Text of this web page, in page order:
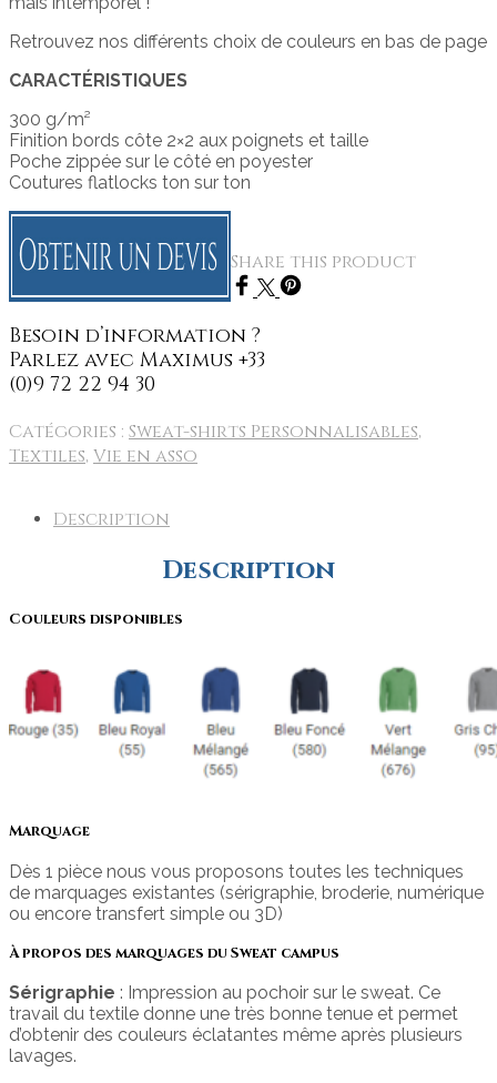
Retrouvez nos différents choix de couleurs en bas de page
CARACTÉRISTIQUES
300 g/m²
Finition bords côte 2×2 aux poignets et taille
Poche zippée sur le côté en poyester
Coutures flatlocks ton sur ton
Share this product
Catégories : Sweat-shirts Personnalisables,
Textiles, Vie en asso
Description
Description
Couleurs disponibles
Marquage
Dès 1 pièce nous vous proposons toutes les techniques
de marquages existantes (sérigraphie, broderie, numérique
ou encore transfert simple ou 3D)
À propos des marquages du Sweat campus
Sérigraphie : Impression au pochoir sur le sweat. Ce
travail du textile donne une très bonne tenue et permet
d’obtenir des couleurs éclatantes même après plusieurs
lavages.